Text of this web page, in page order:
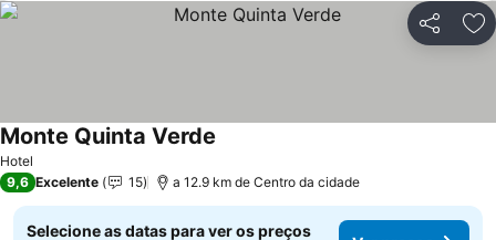
Partilhar
Hotel
Monte Quinta Verde
9,6 Excelente 15 a 12.9 km de Centro da cidade
Selecione as datas para ver os preços